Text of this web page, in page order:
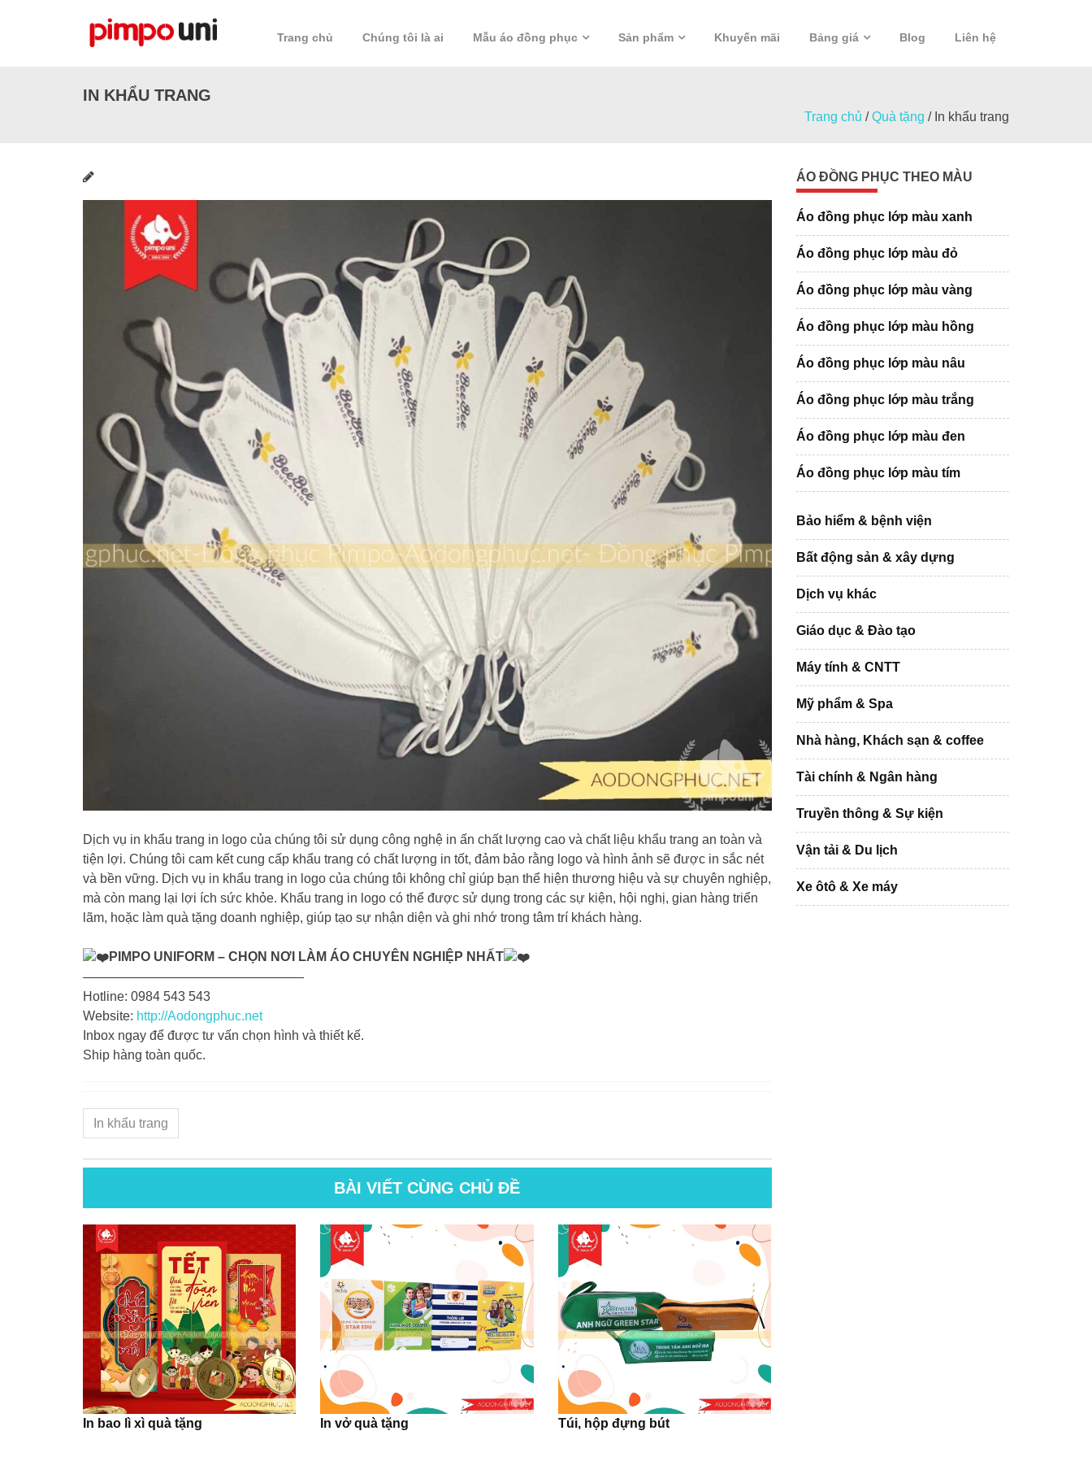
Trang chủ Chúng tôi là ai Mẫu áo đồng phục Sản phẩm Khuyến mãi Bảng giá Blog Liên hệ
IN KHẨU TRANG
Trang chủ /Quà tặng / In khẩu trang
Dịch vụ in khẩu trang in logo của chúng tôi sử dụng công nghệ in ấn chất lượng cao và chất liệu khẩu trang an toàn và
tiện lợi. Chúng tôi cam kết cung cấp khẩu trang có chất lượng in tốt, đảm bảo rằng logo và hình ảnh sẽ được in sắc nét
và bền vững. Dịch vụ in khẩu trang in logo của chúng tôi không chỉ giúp bạn thể hiện thương hiệu và sự chuyên nghiệp,
mà còn mang lại lợi ích sức khỏe. Khẩu trang in logo có thể được sử dụng trong các sự kiện, hội nghị, gian hàng triển
lãm, hoặc làm quà tặng doanh nghiệp, giúp tạo sự nhận diện và ghi nhớ trong tâm trí khách hàng.
PIMPO UNIFORM – CHỌN NƠI LÀM ÁO CHUYÊN NGHIỆP NHẤT
—————————————————
Hotline: 0984 543 543
Website: http://Aodongphuc.net
Inbox ngay để được tư vấn chọn hình và thiết kế.
Ship hàng toàn quốc.
In khẩu trang
BÀI VIẾT CÙNG CHỦ ĐỀ
In bao lì xì quà tặng In vở quà tặng Túi, hộp đựng bút
ÁO ĐỒNG PHỤC THEO MÀU
Áo đồng phục lớp màu xanh
Áo đồng phục lớp màu đỏ
Áo đồng phục lớp màu vàng
Áo đồng phục lớp màu hồng
Áo đồng phục lớp màu nâu
Áo đồng phục lớp màu trắng
Áo đồng phục lớp màu đen
Áo đồng phục lớp màu tím
Bảo hiểm & bệnh viện
Bất động sản & xây dựng
Dịch vụ khác
Giáo dục & Đào tạo
Máy tính & CNTT
Mỹ phẩm & Spa
Nhà hàng, Khách sạn & coffee
Tài chính & Ngân hàng
Truyền thông & Sự kiện
Vận tải & Du lịch
Xe ôtô & Xe máy